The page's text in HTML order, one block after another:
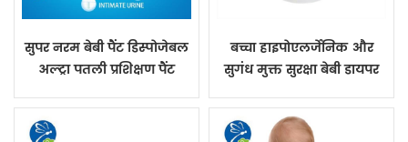
सुपर नरम बेबी पैंट डिस्पोजेबल
अल्ट्रा पतली प्रशिक्षण पैंट
बच्चा हाइपोएलर्जेनिक और
सुगंध मुक्त सुरक्षा बेबी डायपर